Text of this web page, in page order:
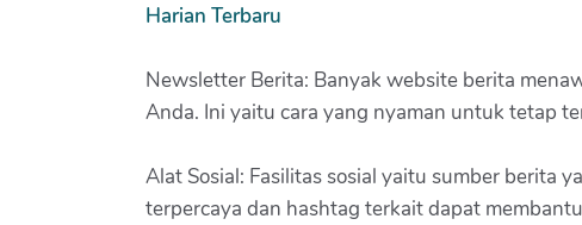
Harian Terbaru
Newsletter Berita: Banyak website berita
Anda. Ini yaitu cara yang nyaman untuk tetap
Alat Sosial: Fasilitas sosial yaitu sumber berita
terpercaya dan hashtag terkait dapat